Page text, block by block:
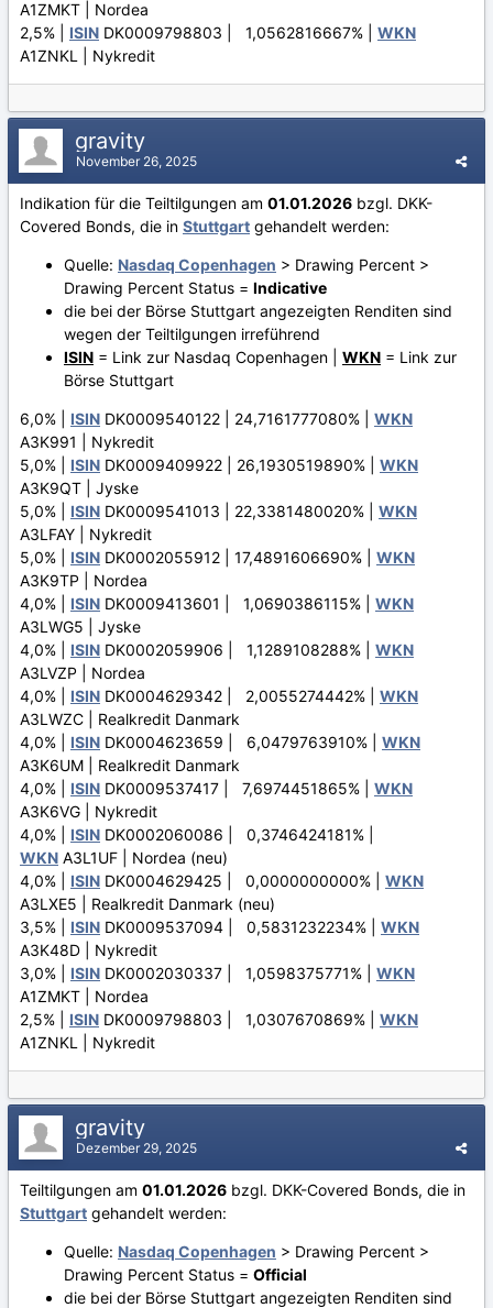
A1ZMKT | Nordea
2,5% | ISIN DK0009798803 | 1,0562816667% | WKN
A1ZNKL | Nykredit
gravity
November 26, 2025
Indikation für die Teiltilgungen am 01.01.2026 bzgl. DKK-
Covered Bonds, die in Stuttgart gehandelt werden:
Quelle: Nasdaq Copenhagen > Drawing Percent >
Drawing Percent Status = Indicative
die bei der Börse Stuttgart angezeigten Renditen sind
wegen der Teiltilgungen irreführend
ISIN = Link zur Nasdaq Copenhagen | WKN = Link zur
Börse Stuttgart
6,0% | ISIN DK0009540122 | 24,7161777080% | WKN
A3K991 | Nykredit
5,0% | ISIN DK0009409922 | 26,1930519890% | WKN
A3K9QT | Jyske
5,0% | ISIN DK0009541013 | 22,3381480020% | WKN
A3LFAY | Nykredit
5,0% | ISIN DK0002055912 | 17,4891606690% | WKN
A3K9TP | Nordea
4,0% | ISIN DK0009413601 | 1,0690386115% | WKN
A3LWG5 | Jyske
4,0% | ISIN DK0002059906 | 1,1289108288% | WKN
A3LVZP | Nordea
4,0% | ISIN DK0004629342 | 2,0055274442% | WKN
A3LWZC | Realkredit Danmark
4,0% | ISIN DK0004623659 | 6,0479763910% | WKN
A3K6UM | Realkredit Danmark
4,0% | ISIN DK0009537417 | 7,6974451865% | WKN
A3K6VG | Nykredit
4,0% | ISIN DK0002060086 | 0,3746424181% |
WKN A3L1UF | Nordea (neu)
4,0% | ISIN DK0004629425 | 0,0000000000% | WKN
A3LXE5 | Realkredit Danmark (neu)
3,5% | ISIN DK0009537094 | 0,5831232234% | WKN
A3K48D | Nykredit
3,0% | ISIN DK0002030337 | 1,0598375771% | WKN
A1ZMKT | Nordea
2,5% | ISIN DK0009798803 | 1,0307670869% | WKN
A1ZNKL | Nykredit
gravity
Dezember 29, 2025
Teiltilgungen am 01.01.2026 bzgl. DKK-Covered Bonds, die in
Stuttgart gehandelt werden:
Quelle: Nasdaq Copenhagen > Drawing Percent >
Drawing Percent Status = Official
die bei der Börse Stuttgart angezeigten Renditen sind